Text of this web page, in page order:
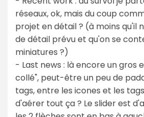
réseaux, ok, mais du coup
projet en détail ? (à moins qu'il
de détail prévu et qu'on se
miniatures ?)
- Last news : là encore un gros
collé", peut-être un peu de
tags, entre les icones et les
d'aérer tout ça ? Le slider est